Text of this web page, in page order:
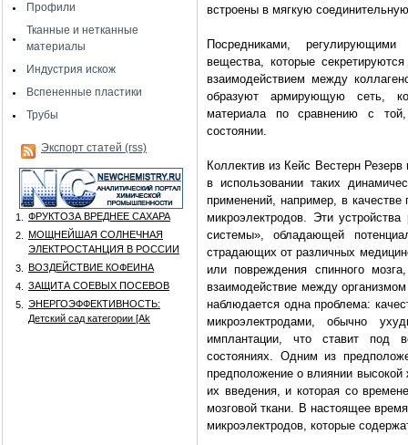
Профили
Тканные и нетканные
материалы
Индустрия искож
Вспененные пластики
Трубы
Экспорт статей (rss)
1.
ФРУКТОЗА ВРЕДНЕЕ САХАРА
2.
МОЩНЕЙШАЯ СОЛНЕЧНАЯ
ЭЛЕКТРОСТАНЦИЯ В РОССИИ
3.
ВОЗДЕЙСТВИЕ КОФЕИНА
4.
ЗАЩИТА СОЕВЫХ ПОСЕВОВ
5.
ЭНЕРГОЭФФЕКТИВНОСТЬ:
Детский сад категории [Аk
встроены в мягкую
Посредниками,
вещества, которые
взаимодействием между
образуют армирующую сеть,
материала по сравнению с
состоянии.
Коллектив из Кейс Вестерн
в использовании таких
применений, например, в
микроэлектродов. Эти
системы», обладающей
страдающих от различных
или повреждения спинного
взаимодействие между
наблюдается одна проблема:
микроэлектродами, обычно
имплантации, что ставит под
состояниях. Одним из
предположение о влиянии высокой
их введения, и которая со
мозговой ткани. В настоящее
микроэлектродов, которые